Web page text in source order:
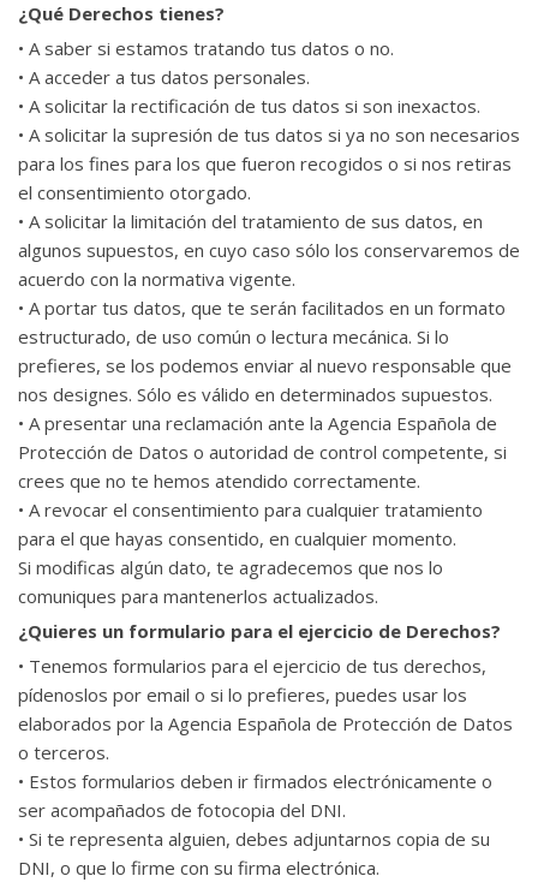
¿Qué Derechos tienes?
• A saber si estamos tratando tus datos o no.
• A acceder a tus datos personales.
• A solicitar la rectificación de tus datos si son inexactos.
• A solicitar la supresión de tus datos si ya no son necesarios
para los fines para los que fueron recogidos o si nos retiras
el consentimiento otorgado.
• A solicitar la limitación del tratamiento de sus datos, en
algunos supuestos, en cuyo caso sólo los conservaremos de
acuerdo con la normativa vigente.
• A portar tus datos, que te serán facilitados en un formato
estructurado, de uso común o lectura mecánica. Si lo
prefieres, se los podemos enviar al nuevo responsable que
nos designes. Sólo es válido en determinados supuestos.
• A presentar una reclamación ante la Agencia Española de
Protección de Datos o autoridad de control competente, si
crees que no te hemos atendido correctamente.
• A revocar el consentimiento para cualquier tratamiento
para el que hayas consentido, en cualquier momento.
Si modificas algún dato, te agradecemos que nos lo
comuniques para mantenerlos actualizados.
¿Quieres un formulario para el ejercicio de Derechos?
• Tenemos formularios para el ejercicio de tus derechos,
pídenoslos por email o si lo prefieres, puedes usar los
elaborados por la Agencia Española de Protección de Datos
o terceros.
• Estos formularios deben ir firmados electrónicamente o
ser acompañados de fotocopia del DNI.
• Si te representa alguien, debes adjuntarnos copia de su
DNI, o que lo firme con su firma electrónica.